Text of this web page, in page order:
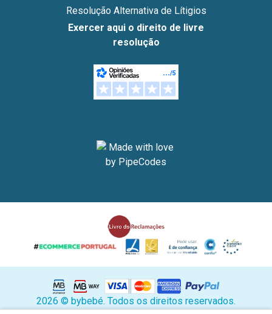
Resolução Alternativa de Lítigios
Exercer aqui o direito de livre
resolução
2026 © bybebé. Todos os direitos reservados.